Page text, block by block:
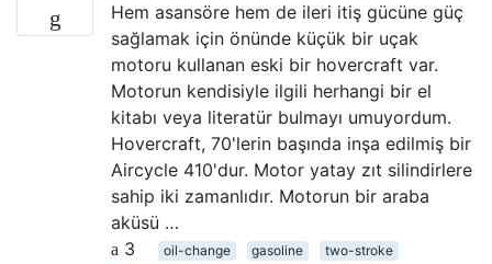
Hem asansöre hem de ileri itiş gücüne güç
sağlamak için önünde küçük bir uçak
motoru kullanan eski bir hovercraft var.
Motorun kendisiyle ilgili herhangi bir el
kitabı veya literatür bulmayı umuyordum.
Hovercraft, 70'lerin başında inşa edilmiş bir
Aircycle 410'dur. Motor yatay zıt silindirlere
sahip iki zamanlıdır. Motorun bir araba
aküsü …
3
oil-change gasoline
two-stroke